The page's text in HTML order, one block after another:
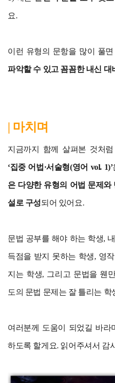
요.
이런 유형의 문항을 많이 풀면
파악할 수 있고 꼼꼼한 내신 대
| 마치며
지금까지 함께 살펴본 것처럼
‘집중 어법·서술형(영어 vol. 1)’
은 다양한 유형의 어법 문제와
설로 구성되어 있어요.
문법 공부를 해야 하는 학생,
득점을 받지 못하는 학생, 영
지는 학생, 그리고 문법을 웬
도의 문법 문제는 잘 틀리는
여러분께 도움이 되었길 바라
하도록 할게요. 읽어주셔서 감